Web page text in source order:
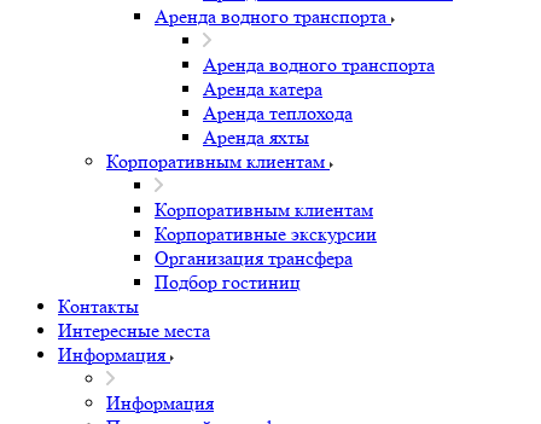
Аренда водного транспорта
Аренда водного транспорта
Аренда катера
Аренда теплохода
Аренда яхты
Корпоративным клиентам
Корпоративным клиентам
Корпоративные экскурсии
Организация трансфера
Подбор гостиниц
Контакты
Интересные места
Информация
Информация